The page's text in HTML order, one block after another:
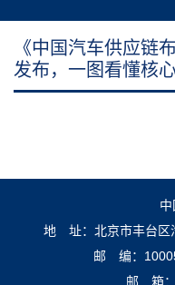
《中国汽车供应链
发布，一图看懂核
地 址：北京市丰台区
邮 编：
邮 箱：